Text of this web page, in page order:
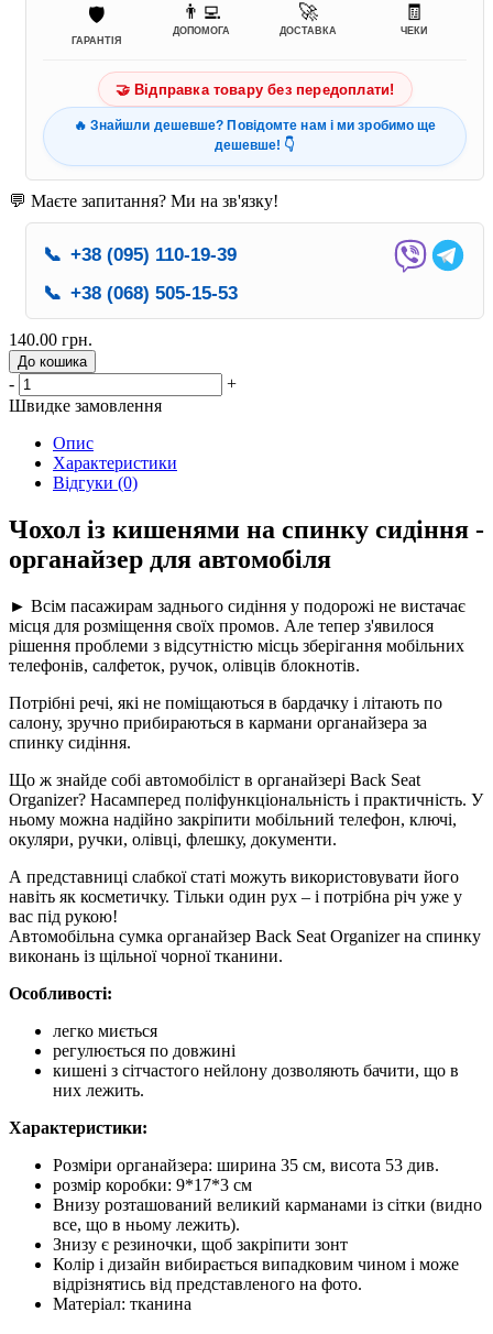
🛡️
ГАРАНТІЯ
👨‍💻
ДОПОМОГА
🚀
ДОСТАВКА
🧾
ЧЕКИ
🤝 Відправка товару без передоплати!
🔥 Знайшли дешевше? Повідомте нам і ми зробимо ще
дешевше! 👇
💬 Маєте запитання? Ми на зв'язку!
📞 +38 (095) 110-19-39
📞 +38 (068) 505-15-53
140.00 грн.
До кошика
-
+
Швидке замовлення
Опис
Характеристики
Відгуки (0)
Чохол із кишенями на спинку сидіння -
органайзер для автомобіля
► Всім пасажирам заднього сидіння у подорожі не вистачає
місця для розміщення своїх промов. Але тепер з'явилося
рішення проблеми з відсутністю місць зберігання мобільних
телефонів, салфеток, ручок, олівців блокнотів.
Потрібні речі, які не поміщаються в бардачку і літають по
салону, зручно прибираються в кармани органайзера за
спинку сидіння.
Що ж знайде собі автомобіліст в органайзері Back Seat
Organizer? Насамперед поліфункціональність і практичність. У
ньому можна надійно закріпити мобільний телефон, ключі,
окуляри, ручки, олівці, флешку, документи.
А представниці слабкої статі можуть використовувати його
навіть як косметичку. Тільки один рух – і потрібна річ уже у
вас під рукою!
Автомобільна сумка органайзер Back Seat Organizer на спинку
виконань із щільної чорної тканини.
Особливості:
легко миється
регулюється по довжині
кишені з сітчастого нейлону дозволяють бачити, що в
них лежить.
Характеристики:
Розміри органайзера: ширина 35 см, висота 53 див.
розмір коробки: 9*17*3 см
Внизу розташований великий карманами із сітки (видно
все, що в ньому лежить).
Знизу є резиночки, щоб закріпити зонт
Колір і дизайн вибирається випадковим чином і може
відрізнятись від представленого на фото.
Матеріал: тканина